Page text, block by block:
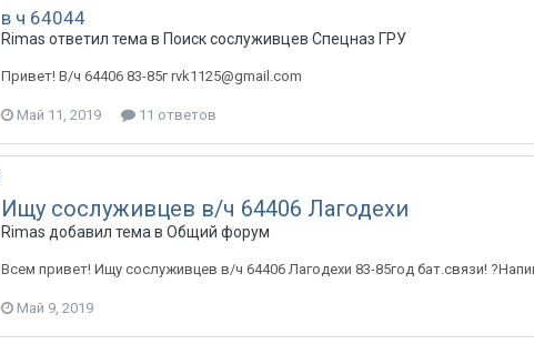
в ч 64044
Rimas ответил тема в Поиск сослуживцев Спецназ ГРУ
Привет! В/ч 64406 83-85г rvk1125@gmail.com
Май 11, 2019 11 ответов
Ищу сослуживцев в/ч 64406 Лагодехи
Rimas добавил тема в Общий форум
Всем привет! Ищу сослуживцев в/ч 64406 Лагодехи 83-85год бат.связи!
Май 9, 2019